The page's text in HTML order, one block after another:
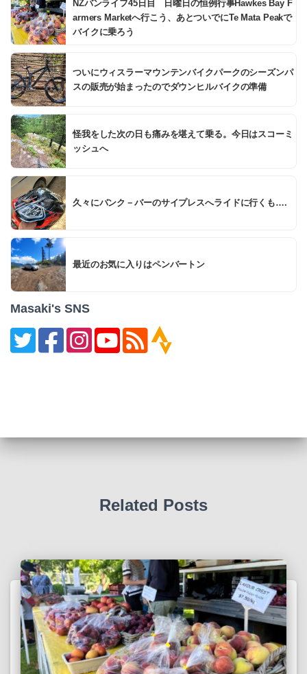
NZバンライフ45日目 日曜日の恒例行事Hawkes Bay F
armers Marketへ行こう、あとついでにTe Mata Peakで
バイクに乗ろう
ついにウィスラーマウンテンバイクパークのシーズンパ
スの販売が始まったのでダウンヒルバイクの準備
怪我をした次の日も痛みを堪えて乗る。今日はスコーミ
ッシュへ
久々にバンク－バーのサイプレスへライドに行くも….
最近のお気に入りはペンバートン
Masaki's SNS
Related Posts